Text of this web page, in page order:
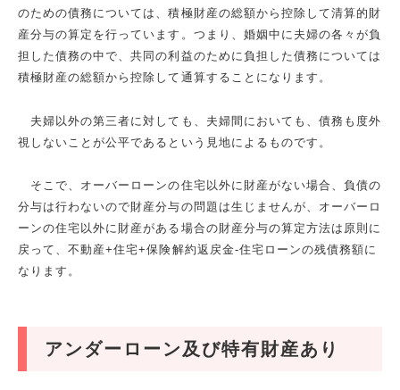
のための債務については、積極財産の総額から控除して清算的財
産分与の算定を行っています。つまり、婚姻中に夫婦の各々が負
担した債務の中で、共同の利益のために負担した債務については
積極財産の総額から控除して通算することになります。
夫婦以外の第三者に対しても、夫婦間においても、債務も度外
視しないことが公平であるという見地によるものです。
そこで、オーバーローンの住宅以外に財産がない場合、負債の
分与は行わないので財産分与の問題は生じませんが、オーバーロ
ーンの住宅以外に財産がある場合の財産分与の算定方法は原則に
戻って、不動産+住宅+保険解約返戻金-住宅ローンの残債務額に
なります。
アンダーローン及び特有財産あり